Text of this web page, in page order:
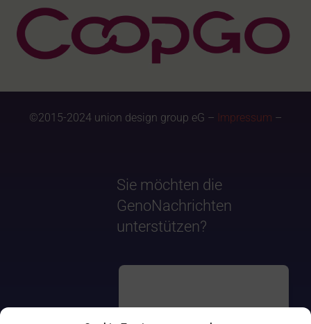
©2015-2024 union design group eG – Impressum –
Sie möchten die
GenoNachrichten
unterstützen?